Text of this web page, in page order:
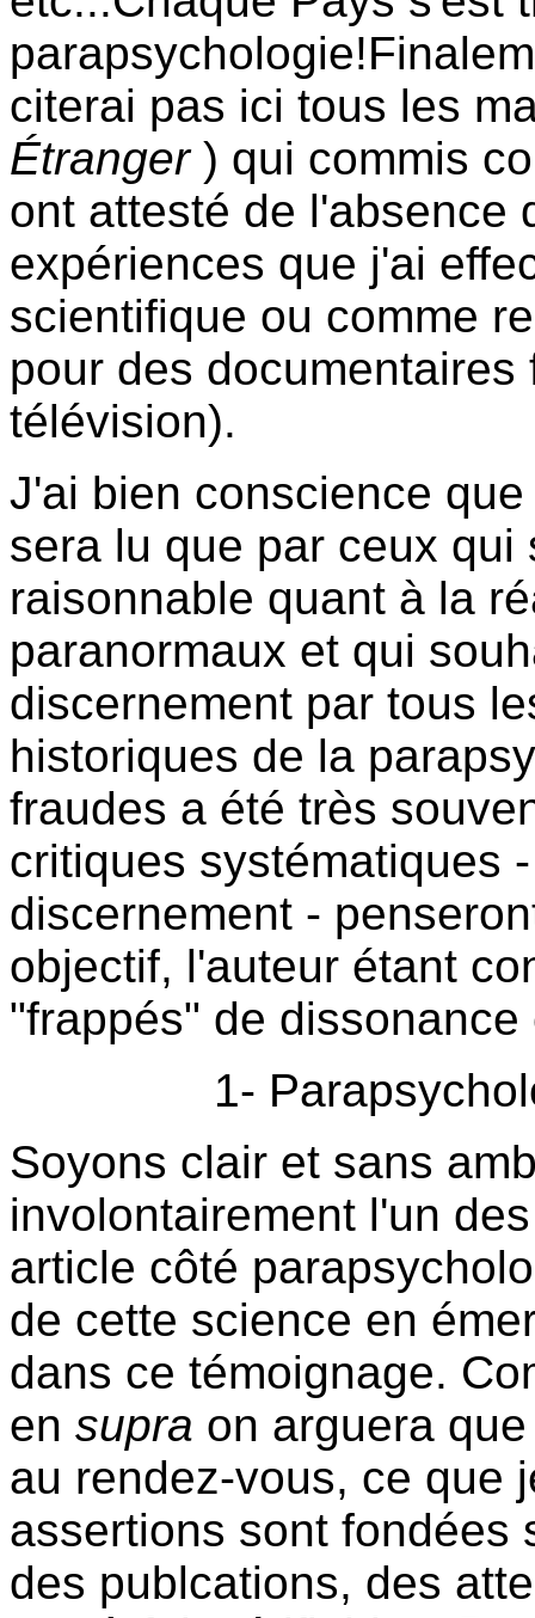
citerai pas ici tous les
Étranger) qui commis
ont attesté de l'absence
expériences que j'ai
scientifique ou comme
pour des
télévision).
J'ai bien conscience
sera lu que par ceux qui
raisonnable quant à la
paranormaux et qui
discernement par tous
historiques de la
fraudes a été très
critiques systématiques
discernement -
objectif, l'auteur étant
"frappés" de dissonance
1-
Soyons clair et sans
involontairement l'un
article côté
de cette science en
dans ce témoignage.
en supra on arguera
au rendez-vous, ce que
assertions sont fondées
des publcations, des